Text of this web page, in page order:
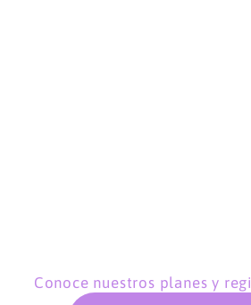
Conoce nuestros planes y